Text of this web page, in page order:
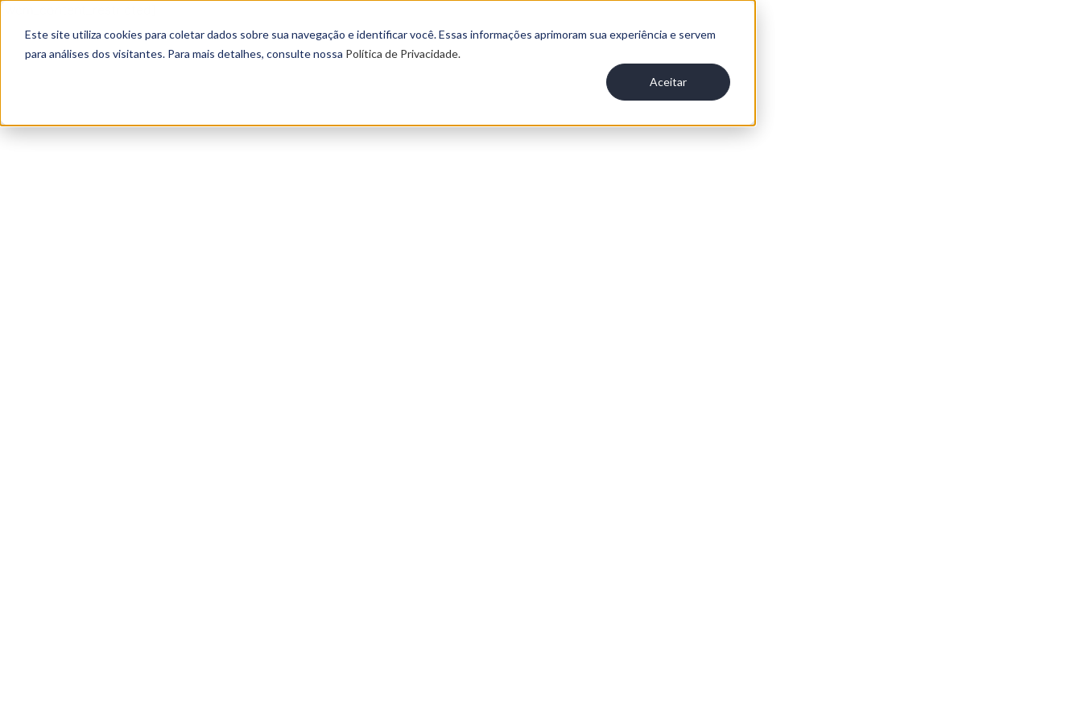
Este site utiliza cookies para coletar dados sobre sua navegação e identificar você. Essas informações aprimoram sua experiência e servem
para análises dos visitantes. Para mais detalhes, consulte nossa Política de Privacidade.
Aceitar